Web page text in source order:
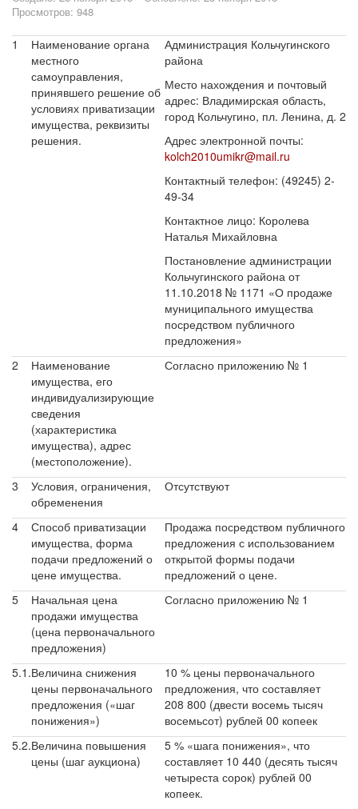
Просмотров: 948
1
Наименование органа
местного
самоуправления,
принявшего решение об
условиях приватизации
имущества, реквизиты
решения.
Администрация Кольчугинского
района
Место нахождения и почтовый
адрес: Владимирская область,
город Кольчугино, пл. Ленина, д. 2
Адрес электронной почты:
kolch2010umikr@mail.ru
Контактный телефон: (49245) 2-
49-34
Контактное лицо: Королева
Наталья Михайловна
Постановление администрации
Кольчугинского района от
11.10.2018 № 1171 «О продаже
муниципального имущества
посредством публичного
предложения»
2
Наименование
имущества, его
индивидуализирующие
сведения
(характеристика
имущества), адрес
(местоположение).
Согласно приложению № 1
3
Условия, ограничения,
обременения
Отсутствуют
4
Способ приватизации
имущества, форма
подачи предложений о
цене имущества.
Продажа посредством публичного
предложения с использованием
открытой формы подачи
предложений о цене.
5
Начальная цена
продажи имущества
(цена первоначального
предложения)
Согласно приложению № 1
5.1.Величина снижения
цены первоначального
предложения («шаг
понижения»)
10 % цены первоначального
предложения, что составляет
208 800 (двести восемь тысяч
восемьсот) рублей 00 копеек
5.2.Величина повышения
цены (шаг аукциона)
5 % «шага понижения», что
составляет 10 440 (десять тысяч
четыреста сорок) рублей 00
копеек.